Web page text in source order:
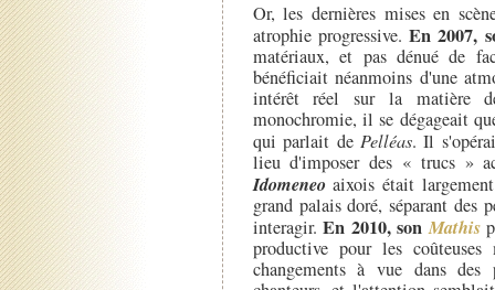
Or, les dernières mises en
atrophie progressive.En 2007,
matériaux, et pas dénué de
bénéficiait néanmoins d'une
intérêt réel sur la matière
monochromie, il se dégageait
qui parlait de Pelléas. Il
lieu d'imposer des « trucs »
Idomeneoaixois était largement
grand palais doré, séparant
interagir.En 2010, sonMathis
productive pour les
changements à vue dans des